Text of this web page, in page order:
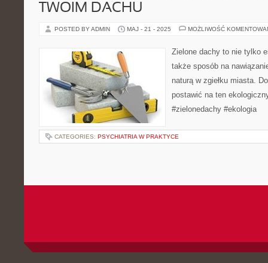
TWOIM DACHU
POSTED BY ADMIN MAJ - 21 - 2025 MOŻLIWOŚĆ
Zielone dachy to nie tylko
także sposób na
naturą w zgiełku miasta.
postawić na ten
#zielonedachy #ekologia
CATEGORIES: PSYCHIATRIA W PRAKTYCE